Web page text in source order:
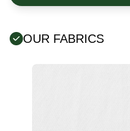
OUR FABRICS